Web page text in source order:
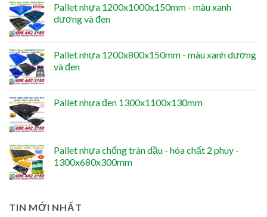
Pallet nhựa 1200x1000x150mm - màu xanh
dương và đen
Pallet nhựa 1200x800x150mm - màu xanh dương
và đen
Pallet nhựa đen 1300x1100x130mm
Pallet nhựa chống tràn dầu - hóa chất 2 phuy -
1300x680x300mm
TIN MỚI NHẤT